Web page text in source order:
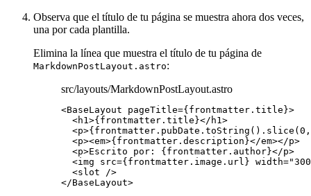
Observa que el título de tu página se muestra ahora dos veces,
una por cada plantilla.
Elimina la línea que muestra el título de tu página de
MarkdownPostLayout.astro:
src/layouts/MarkdownPostLayout.astro
<BaseLayout pageTitle={ frontmatter . title }>
<h1 >{ frontmatter . title }</ h1 >
<p>{ frontmatter . pubDate . toString () . slice ( 0 ,
<p><em>{ frontmatter . description }</em></p>
<p>Escrito por: { frontmatter . author }</p>
<img src={ frontmatter . image . url } width="300
<slot />
</BaseLayout>